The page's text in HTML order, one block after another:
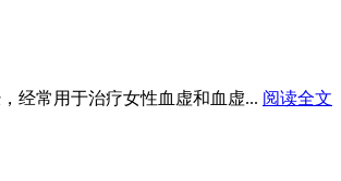
经常用于治疗女性血虚和血虚... 阅读全文